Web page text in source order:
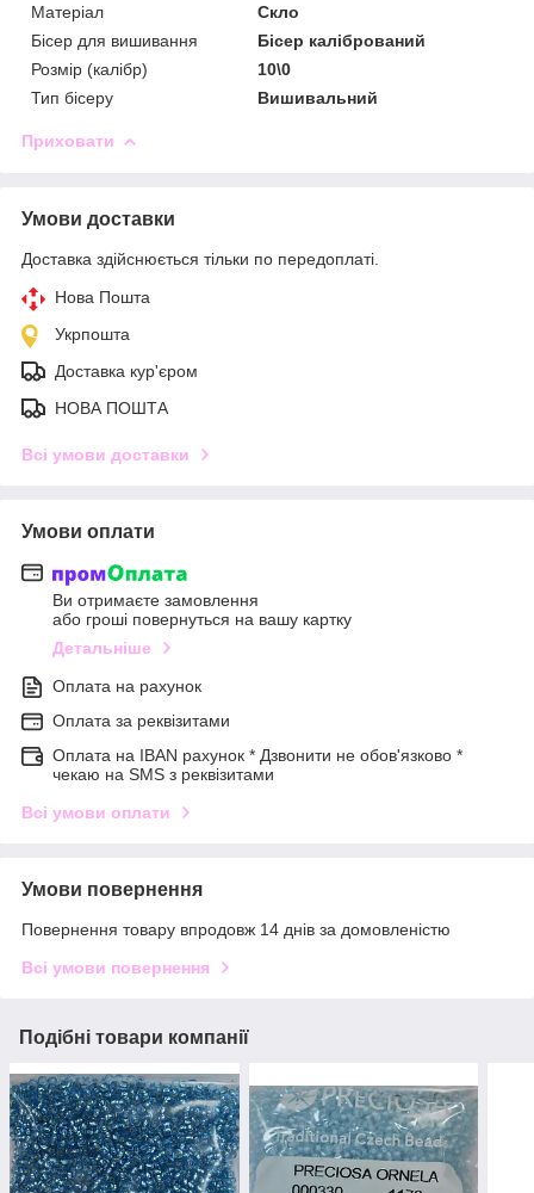
Матеріал
Скло
Бісер для вишивання
Бісер калібрований
Розмір (калібр)
10\0
Тип бісеру
Вишивальний
Приховати
Умови доставки
Доставка здійснюється тільки по передоплаті.
Нова Пошта
Укрпошта
Доставка кур'єром
НОВА ПОШТА
Всі умови доставки
Умови оплати
Ви отримаєте замовлення
або гроші повернуться на вашу картку
Детальніше
Оплата на рахунок
Оплата за реквізитами
Оплата на IBAN рахунок * Дзвонити не обов'язково *
чекаю на SMS з реквізитами
Всі умови оплати
Умови повернення
Повернення товару впродовж 14 днів за домовленістю
Всі умови повернення
Подібні товари компанії